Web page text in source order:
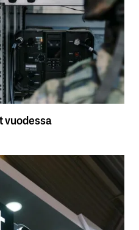
vuodessa